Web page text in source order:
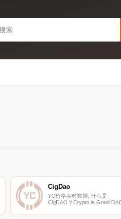
CigDao
YC价格实时数据, 什么是
CigDAO？Crypto is Good
的去中心化组织,专注于加速互